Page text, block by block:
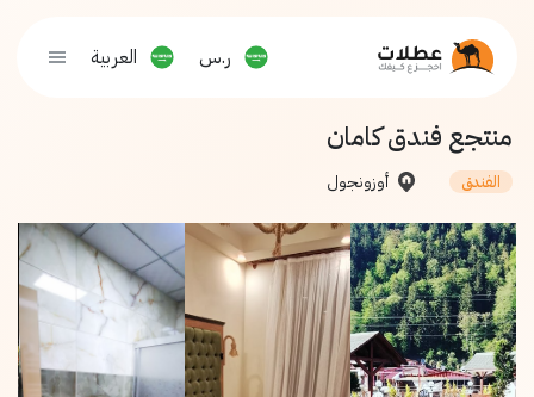
ر.س العربية
منتجع فندق كامان
الفندق أوزونجول